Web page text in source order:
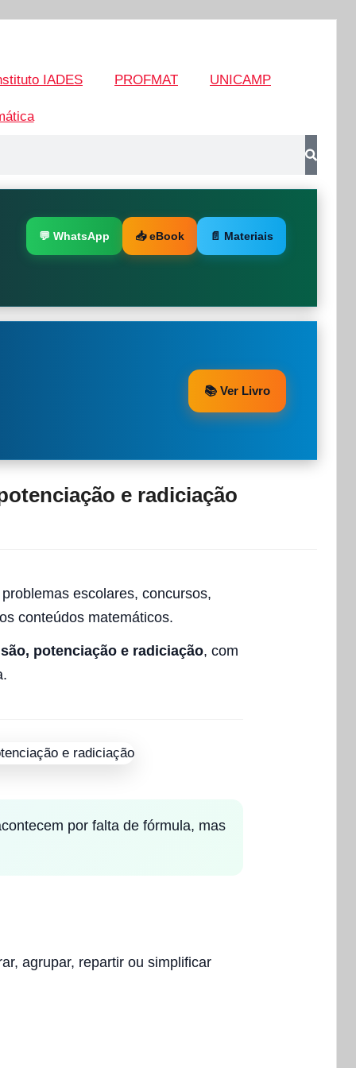
IADES PROFMAT UNICAMP
💬 WhatsApp 📥 eBook 📄 Materiais
📚 Ver Livro
e radiciação
escolares, concursos,
conteúdos matemáticos.
potenciação e radiciação, com
por falta de fórmula, mas
agrupar, repartir ou simplificar